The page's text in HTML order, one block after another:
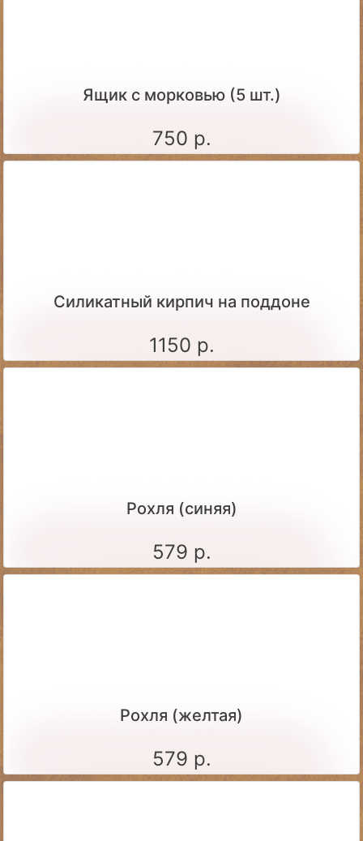
Ящик c морковью (5 шт.)
750 р.
Силикатный кирпич на поддоне
1150 р.
Рохля (синяя)
579 р.
Рохля (желтая)
579 р.